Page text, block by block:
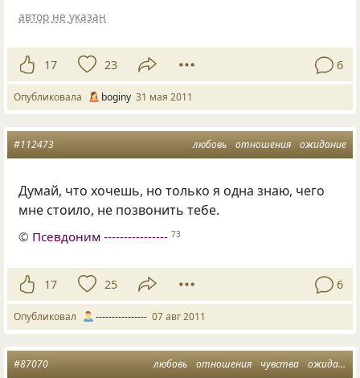
автор не указан
17 23 6
Опубликовала boginy 31 мая 2011
любовь отношения ожидание
#112473
Думай, что хочешь, но только я одна знаю, чего
мне стоило, не позвонить тебе.
© Псевдоним ---------------- 73
17 25 6
Опубликовал ---------------- 07 авг 2011
любовь отношения чувства ожидание
#87070